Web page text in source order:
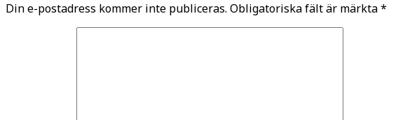
Din e-postadress kommer inte publiceras. Obligatoriska fält är märkta*